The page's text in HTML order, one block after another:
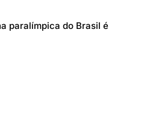
paralímpica do Brasil é